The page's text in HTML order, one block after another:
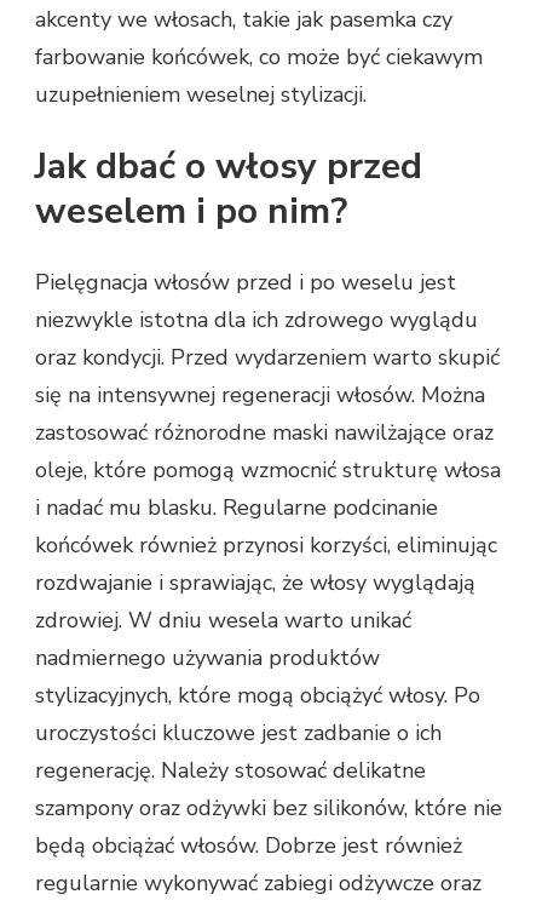
akcenty we włosach, takie jak pasemka czy
farbowanie końcówek, co może być ciekawym
uzupełnieniem weselnej stylizacji.
Jak dbać o włosy przed
weselem i po nim?
Pielęgnacja włosów przed i po weselu jest
niezwykle istotna dla ich zdrowego wyglądu
oraz kondycji. Przed wydarzeniem warto skupić
się na intensywnej regeneracji włosów. Można
zastosować różnorodne maski nawilżające oraz
oleje, które pomogą wzmocnić strukturę włosa
i nadać mu blasku. Regularne podcinanie
końcówek również przynosi korzyści, eliminując
rozdwajanie i sprawiając, że włosy wyglądają
zdrowiej. W dniu wesela warto unikać
nadmiernego używania produktów
stylizacyjnych, które mogą obciążyć włosy. Po
uroczystości kluczowe jest zadbanie o ich
regenerację. Należy stosować delikatne
szampony oraz odżywki bez silikonów, które nie
będą obciążać włosów. Dobrze jest również
regularnie wykonywać zabiegi odżywcze oraz